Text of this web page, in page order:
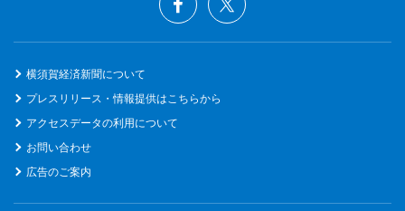
横須賀経済新聞について
プレスリリース・情報提供はこちらから
アクセスデータの利用について
お問い合わせ
広告のご案内